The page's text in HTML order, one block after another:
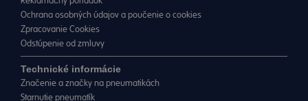
Ochrana osobných údajov a poučenie o cookies
Zpracovanie Cookies
Odstúpenie od zmluvy
Technické informácie
Značenie a značky na pneumatikách
Starnutie pneumatík